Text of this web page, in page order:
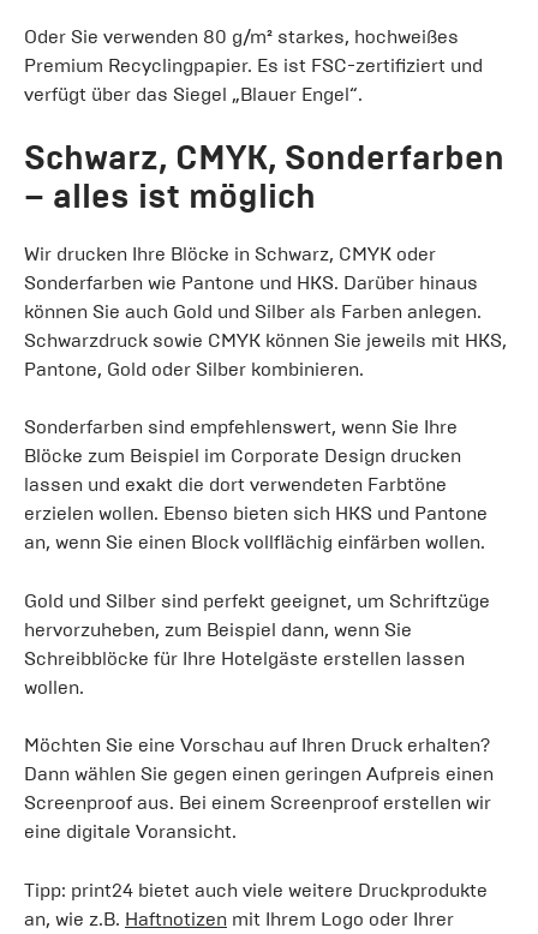
Oder Sie verwenden 80 g/m² starkes, hochweißes
Premium Recyclingpapier. Es ist FSC-zertifiziert und
verfügt über das Siegel „Blauer Engel“.
Schwarz, CMYK, Sonderfarben
– alles ist möglich
Wir drucken Ihre Blöcke in Schwarz, CMYK oder
Sonderfarben wie Pantone und HKS. Darüber hinaus
können Sie auch Gold und Silber als Farben anlegen.
Schwarzdruck sowie CMYK können Sie jeweils mit HKS,
Pantone, Gold oder Silber kombinieren.
Sonderfarben sind empfehlenswert, wenn Sie Ihre
Blöcke zum Beispiel im Corporate Design drucken
lassen und exakt die dort verwendeten Farbtöne
erzielen wollen. Ebenso bieten sich HKS und Pantone
an, wenn Sie einen Block vollflächig einfärben wollen.
Gold und Silber sind perfekt geeignet, um Schriftzüge
hervorzuheben, zum Beispiel dann, wenn Sie
Schreibblöcke für Ihre Hotelgäste erstellen lassen
wollen.
Möchten Sie eine Vorschau auf Ihren Druck erhalten?
Dann wählen Sie gegen einen geringen Aufpreis einen
Screenproof aus. Bei einem Screenproof erstellen wir
eine digitale Voransicht.
Tipp: print24 bietet auch viele weitere Druckprodukte
an, wie z.B. Haftnotizen mit Ihrem Logo oder Ihrer